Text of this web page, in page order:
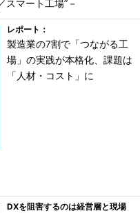
マート工場”－
レポート：
製造業の7割で「つながる工
場」の実践が本格化、課題は
「人材・コスト」に
DXを阻害するのは経営層と現場